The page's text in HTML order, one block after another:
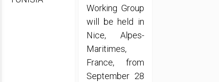
Working Group
will be held in
Nice, Alpes-
Maritimes,
France, from
September 28